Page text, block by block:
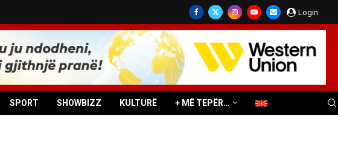
Login
SPORT SHOWBIZZ KULTURË + MË TEPËR…